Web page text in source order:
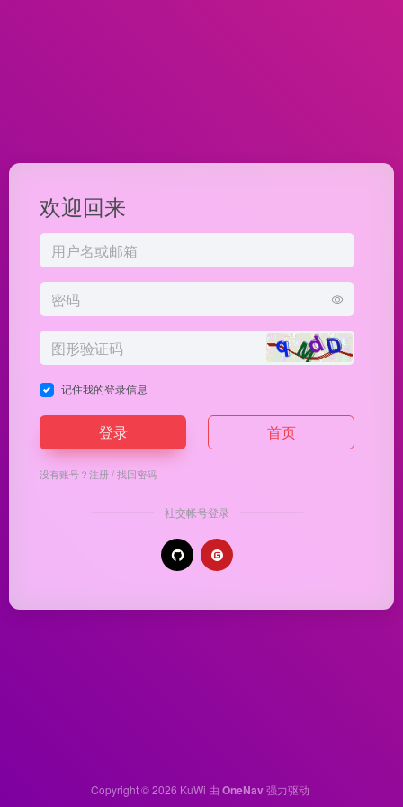
欢迎回来
记住我的登录信息
登录 首页
没有账号？注册/找回密码
社交帐号登录
Copyright © 2026 KuWi 由 OneNav强力驱动